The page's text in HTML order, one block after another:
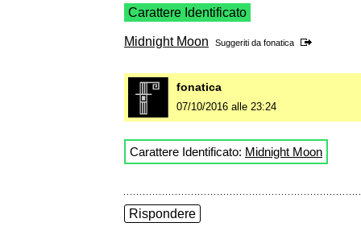
Carattere Identificato
Midnight Moon Suggeriti da fonatica
fonatica
07/10/2016 alle 23:24
Carattere Identificato: Midnight Moon
Rispondere